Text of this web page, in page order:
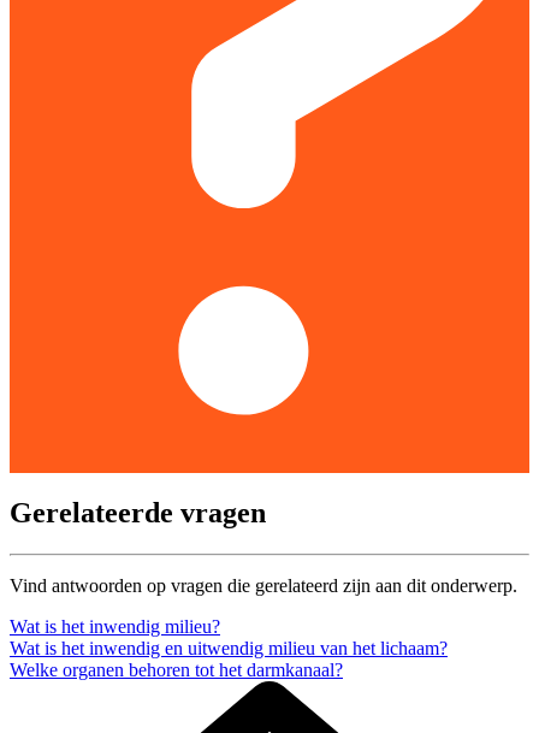
Gerelateerde vragen
Vind antwoorden op vragen die gerelateerd zijn aan dit onderwerp.
Wat is het inwendig milieu?
Wat is het inwendig en uitwendig milieu van het lichaam?
Welke organen behoren tot het darmkanaal?